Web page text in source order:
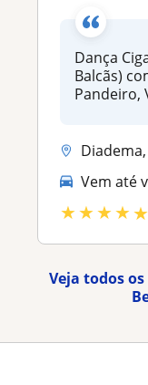
Dança
Balcãs)
Diadema, Mauá,
Vem até
★★★★★
Veja todos